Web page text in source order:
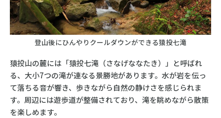
登山後にひんやりクールダウンができる猿投七滝
猿投山の麓には「猿投七滝（さなげななたき）」と呼ばれ
る、大小7つの滝が連なる景勝地があります。水が岩を伝っ
て落ちる音が響き、歩きながら自然の静けさを感じられま
す。周辺には遊歩道が整備されており、滝を眺めながら散策
を楽しめます。